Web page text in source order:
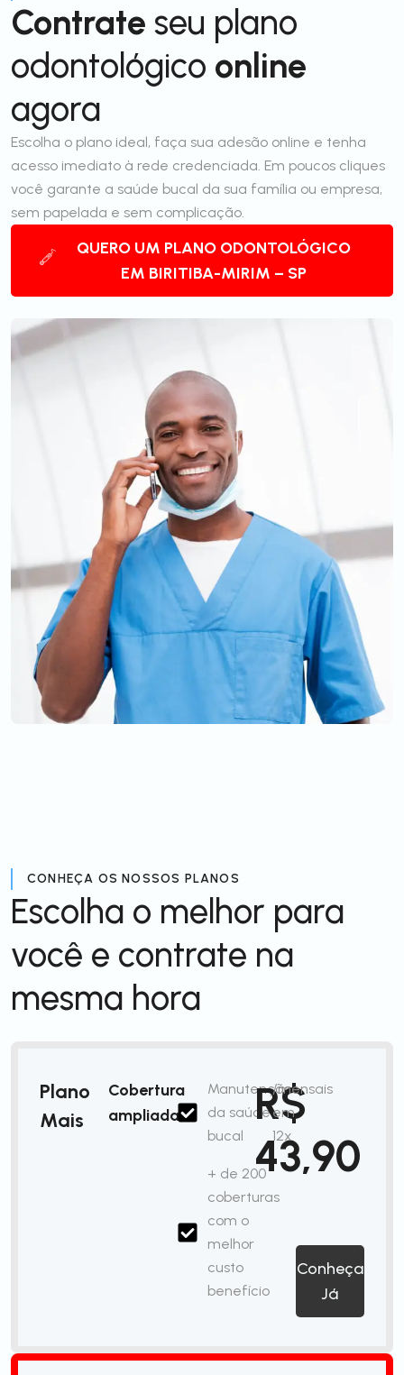
Contrate seu plano
odontológico online
agora
Escolha o plano ideal, faça sua adesão online e tenha
acesso imediato à rede credenciada. Em poucos cliques
você garante a saúde bucal da sua família ou empresa,
sem papelada e sem complicação.
QUERO UM PLANO ODONTOLÓGICO
EM BIRITIBA-MIRIM – SP
CONHEÇA OS NOSSOS PLANOS
Escolha o melhor para
você e contrate na
mesma hora
Plano
Mais
Cobertura
ampliada
Manutenção
da saúde
bucal
+ de 200
coberturas
com o
melhor
custo
benefício
R$
43,90
/mensais
em
12x
Conheça
Já